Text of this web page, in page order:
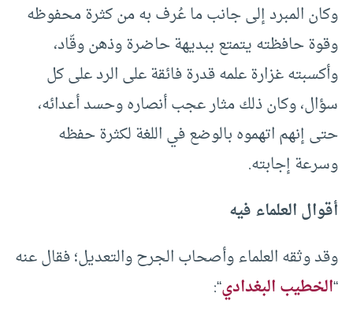
وكان المبرد إلى جانب ما عُرف به من كثرة محفوظه
وقوة حافظته يتمتع ببديهة حاضرة وذهن وقّاد،
وأكسبته غزارة علمه قدرة فائقة على الرد على كل
سؤال، وكان ذلك مثار عجب أنصاره وحسد أعدائه،
حتى إنهم اتهموه بالوضع في اللغة لكثرة حفظه
وسرعة إجابته.
أقوال العلماء فيه
وقد وثقه العلماء وأصحاب الجرح والتعديل؛ فقال عنه
“الخطيب البغدادي“: